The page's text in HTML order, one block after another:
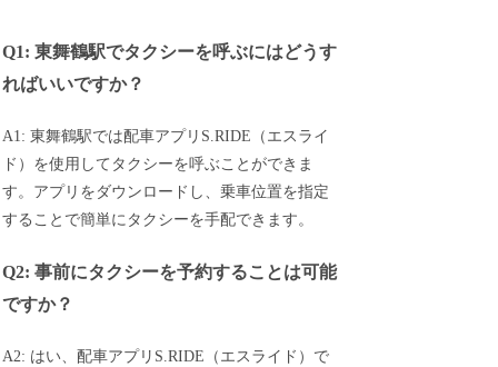
Q1: 東舞鶴駅でタクシーを呼ぶにはどうす
ればいいですか？
A1: 東舞鶴駅では配車アプリS.RIDE（エスライ
ド）を使用してタクシーを呼ぶことができま
す。アプリをダウンロードし、乗車位置を指定
することで簡単にタクシーを手配できます。
Q2: 事前にタクシーを予約することは可能
ですか？
A2: はい、配車アプリS.RIDE（エスライド）で